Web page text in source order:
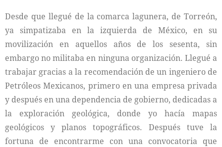
Desde que llegué de la comarca lagunera, de Torreón,
ya simpatizaba en la izquierda de México, en su
movilización en aquellos años de los sesenta, sin
embargo no militaba en ninguna organización. Llegué a
trabajar gracias a la recomendación de un ingeniero de
Petróleos Mexicanos, primero en una empresa privada
y después en una dependencia de gobierno, dedicadas a
la exploración geológica, donde yo hacía mapas
geológicos y planos topográficos. Después tuve la
fortuna de encontrarme con una convocatoria que